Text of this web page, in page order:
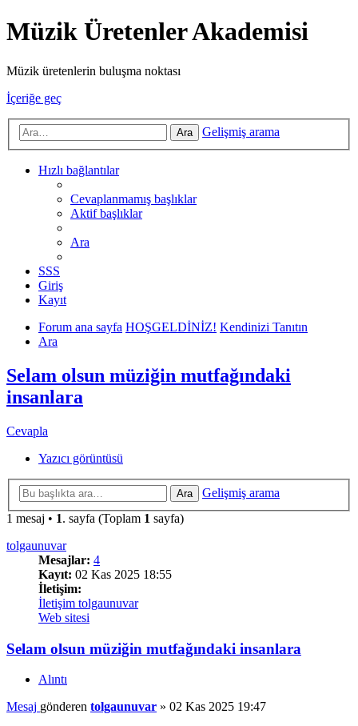
Müzik Üretenler Akademisi
Müzik üretenlerin buluşma noktası
İçeriğe geç
Ara Gelişmiş arama
Hızlı bağlantılar
Cevaplanmamış başlıklar
Aktif başlıklar
Ara
SSS
Giriş
Kayıt
Forum ana sayfa HOŞGELDİNİZ! Kendinizi Tanıtın
Ara
Selam olsun müziğin mutfağındaki
insanlara
Cevapla
Yazıcı görüntüsü
Ara
Gelişmiş arama
1 mesaj • 1. sayfa (Toplam 1 sayfa)
tolgaunuvar
Mesajlar: 4
Kayıt: 02 Kas 2025 18:55
İletişim:
İletişim tolgaunuvar
Web sitesi
Selam olsun müziğin mutfağındaki insanlara
Alıntı
Mesaj gönderen tolgaunuvar » 02 Kas 2025 19:47